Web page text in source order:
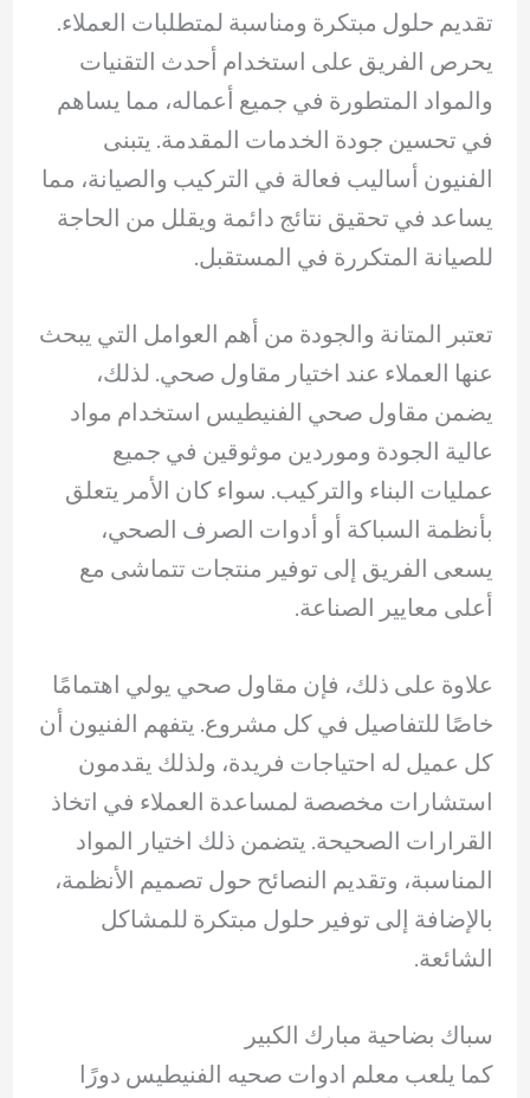
تقديم حلول مبتكرة ومناسبة لمتطلبات العملاء.
يحرص الفريق على استخدام أحدث التقنيات
والمواد المتطورة في جميع أعماله، مما يساهم
في تحسين جودة الخدمات المقدمة. يتبنى
الفنيون أساليب فعالة في التركيب والصيانة، مما
يساعد في تحقيق نتائج دائمة ويقلل من الحاجة
للصيانة المتكررة في المستقبل.
تعتبر المتانة والجودة من أهم العوامل التي يبحث
عنها العملاء عند اختيار مقاول صحي. لذلك،
يضمن مقاول صحي الفنيطيس استخدام مواد
عالية الجودة وموردين موثوقين في جميع
عمليات البناء والتركيب. سواء كان الأمر يتعلق
بأنظمة السباكة أو أدوات الصرف الصحي،
يسعى الفريق إلى توفير منتجات تتماشى مع
أعلى معايير الصناعة.
علاوة على ذلك، فإن مقاول صحي يولي اهتمامًا
خاصًا للتفاصيل في كل مشروع. يتفهم الفنيون أن
كل عميل له احتياجات فريدة، ولذلك يقدمون
استشارات مخصصة لمساعدة العملاء في اتخاذ
القرارات الصحيحة. يتضمن ذلك اختيار المواد
المناسبة، وتقديم النصائح حول تصميم الأنظمة،
بالإضافة إلى توفير حلول مبتكرة للمشاكل
الشائعة.
سباك بضاحية مبارك الكبير
كما يلعب معلم ادوات صحيه الفنيطيس دورًا